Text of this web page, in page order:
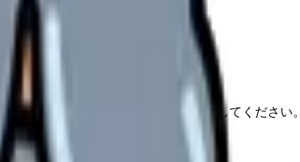
各サービス公式情報もあわせて確認してください。